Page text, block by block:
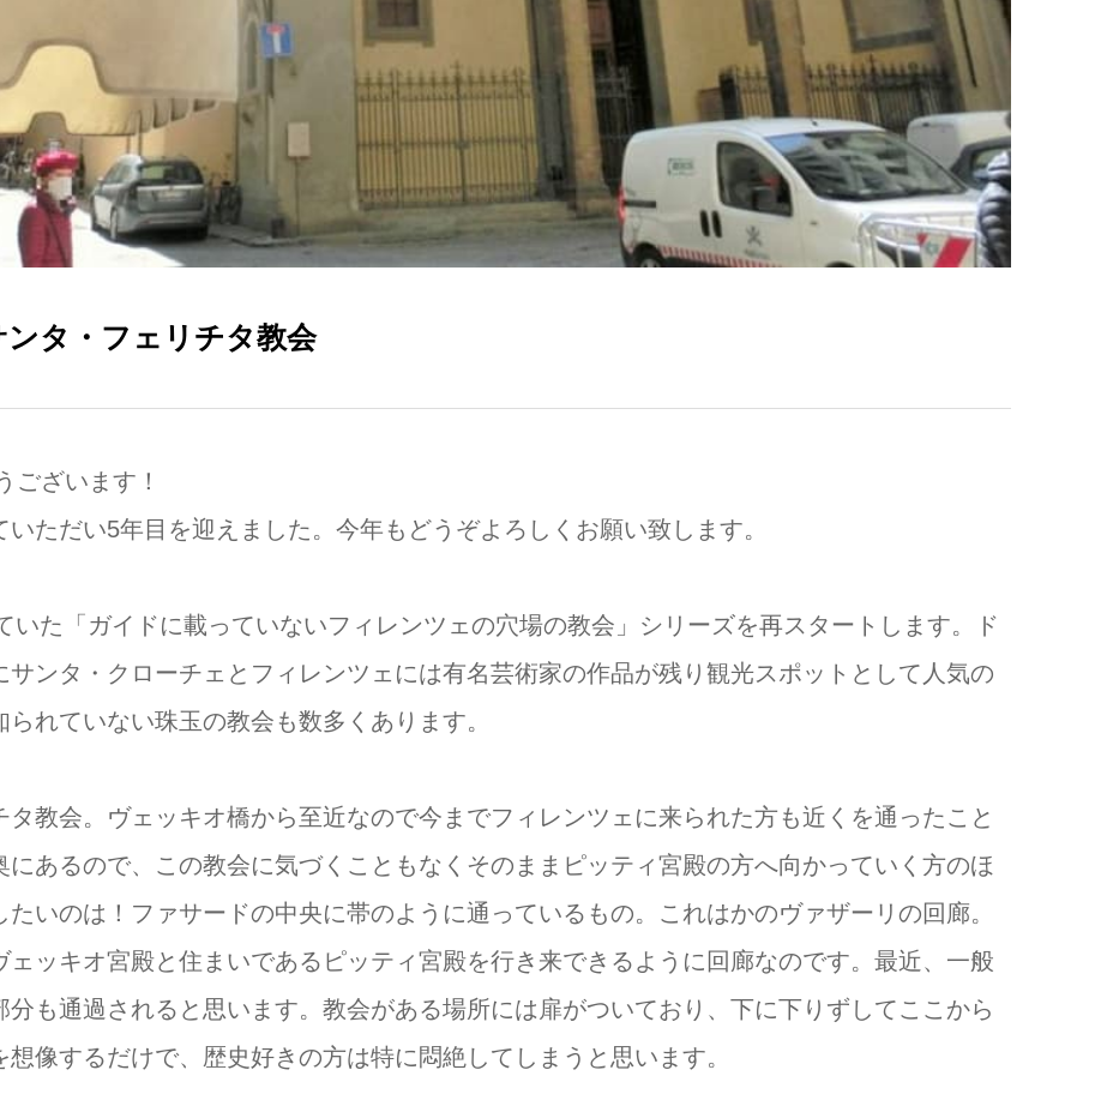
タ・フェリチタ教会
ございます！
ただい5年目を迎えました。今年もどうぞよろしくお願い致します。
いた「ガイドに載っていないフィレンツェの穴場の教会」シリーズを再スタートします。ド
ンタ・クローチェとフィレンツェには有名芸術家の作品が残り観光スポットとして人気の
れていない珠玉の教会も数多くあります。
教会。ヴェッキオ橋から至近なので今までフィレンツェに来られた方も近くを通ったこと
あるので、この教会に気づくこともなくそのままピッティ宮殿の方へ向かっていく方のほ
いのは！ファサードの中央に帯のように通っているもの。これはかのヴァザーリの回廊。
ッキオ宮殿と住まいであるピッティ宮殿を行き来できるように回廊なのです。最近、一般
も通過されると思います。教会がある場所には扉がついており、下に下りずしてここから
像するだけで、歴史好きの方は特に悶絶してしまうと思います。